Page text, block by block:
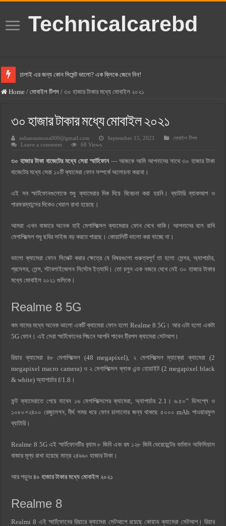
Technicalcarebd
ঢালাই এর জন্য কোন সিমেন্ট ভালো? এক ক্লিকে জেনে নিন!
বসুন্ধরা সিমেন্ট এর দাম ২০২৫
হোলসিম সিমেন্ট দাম ২০২৫
সুপারক্রিট সিমেন্ট দাম ২০২৫
জুডিশিয়াল ম্যাজিস্ট্রেট কি? জুডিশিয়াল ম্যাজিস্ট্রেট এর সুযোগ সুবিধা
ওয়ালটন মোবাইল কিস্তিতে কেনার নিয়ম ২০২৫
গ্রামে লাভজনক ব্যবসা ২০২৫ ও গ্রামের বাজারে ব্যবসার আইডিয়া
Home / মোবাইল টিপস / ৩০ হাজার টাকার মধ্যে মোবাইল ২০২১
৩০ হাজার টাকার মধ্যে মোবাইল ২০২১
sohansumona000@gmail.com September 15, 2021
মোবাইল টিপস
Leave a comment
68 Views
৩০ হাজার টাকা বাজেটের মধ্যে সেরা স্মার্টফোন— আজকে আমি আপনাদের সাথে ৩০ হাজার টাকা
বাজেটের মধ্যে সেরা ১০টি ক্যামেরা ফোন সম্পর্কে অলোচনা করবো।
এই সব স্মার্টফোনগুলোকে শুধু ক্যামেরার দিক দিয়ে বিবেচনা করা হয়নি। ব্যাটারি ব্যাকআপ ও
পারফরম্যান্সের দিকেও খেয়াল রাখা হয়েছে।
আমরা এখন বাজারে অনেক হাই মেগাপিক্সেল ক্যামেরার ফোন দেখে থাকি। আপনাদের বলে রাখি
মেগাপিক্সেল শুধু ছবির সাইজ বড় করতে পারছে। কোয়ালিটি ভালো করা যাচ্ছে না।
ভালো ক্যামেরা ফোন সিলেক্ট করার ক্ষেত্রে যে বিষয়গুলো গুরুত্বপূর্ণ তা হলো সেন্সর, অ্যাপার্চার,
প্রসেসর, লেন্স, স্টাবলাইজেসন সিস্টেম ইত্যাদি। তো চলুন এক নজরে দেখে নেই ৩০ হাজার টাকার
মধ্যে মোবাইল ২০২১ গুলিকে।
Realme 8 5G
কম দামের মধ্যে অনেক ভালো একটি ক্যামেরা ফোন হলো Realme 8 5G। আর এটা হলো একটা
5G ফোন। এই সেরা স্মার্টফোনের পিছনে আপনি পাবেন ট্রিপল ক্যামেরা সেটআপ।
রিয়ার ক্যামেরা ৪৮ মেগাপিক্সেল (48 megapixel), ২ মেগাপিক্সেল ম্যাক্রো ক্যামেরা (2
megapixel macro camera) ও ২ মেগাপিক্সেল ব্লাক এন্ড হোয়াইট (2 megapixel black
& white) অ্যাপার্চার f/1.8।
ফন্ট ক্যামেরাতে পেয়ে যাবেন ১৬ মেগাপিক্সেলের ক্যামেরা, অ্যাপার্চার 2.1। ৬.৫০” ডিসপ্লে ও
১০৮০×২৪০০ রেজুলেশন, দীর্ঘ সময় ধরে ফোন চালানোর জন্য থাকছে ৫০০০ mAh পাওয়ারফুল
ব্যাটারি।
Realme 8 5G এই স্মার্টফোনটির র‍্যাম ৮ জিবি এবং রম ১২৮ জিবি ভেরেয়েন্টের বর্তমান অফিসিয়াল
বাজার মূল্য রাখা হয়েছে মাত্র ২৪৯৯০ হাজার টাকা।
আর পড়ুনঃ৪০ হাজার টাকার মধ্যে মোবাইল ২০২১
Realme 8
Realmi 8 এই স্মার্টফোনের রিয়ারে ক্যামেরা সেটআপে রয়েছে কোয়াড ক্যামেরা সেটআপ। রিয়ার